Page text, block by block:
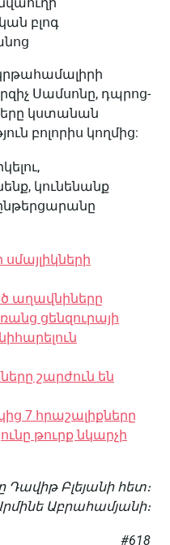
բլոգ
Սամսոնը, դպրոց-
կստանան
բոլորիս կողմից:
կունենանք
սմայլիկների
աղավնիները
ցենզուրայի
շարժուն են
7 հրաշալիքները
թուրք նկարչի
Բլեյանի հետ։
Աբրահամյանի։
#618